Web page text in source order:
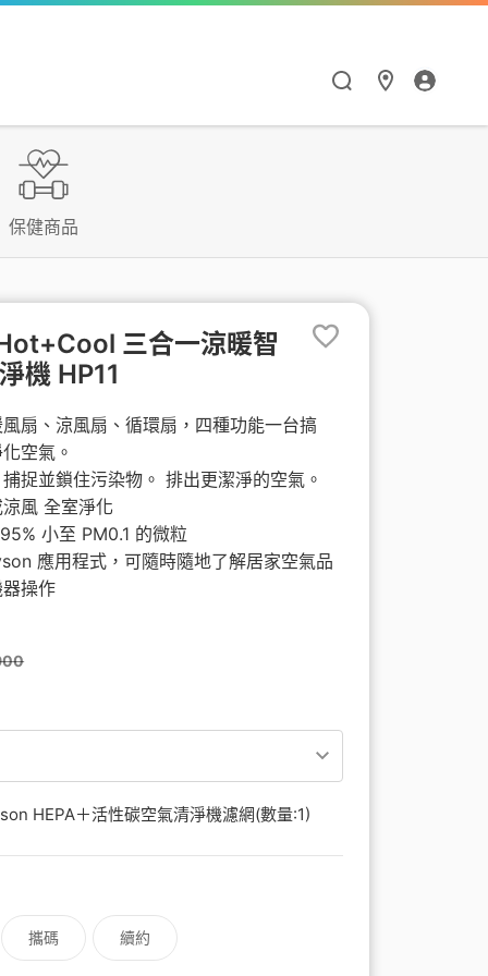
漫遊與通訊應用
漫遊服務優惠
流量加價購
衛星通訊
通訊應用
HiNet服務
個人信箱
網路測速
供裝查詢
頻寬分流
閱讀學習
Hami 書城
PPA Plus
FunPark 童書夢工
廠
更多
Google One
Hami Cam
導航王TM
Hami Point
如何集點與兌點
中華電信聯名卡
中信ALL ME卡
Hami Point官網
點數商城
品牌館
好買市集
保健商品
三合一涼暖智
機 HP11
扇、涼風扇、循環扇，四種功能一台搞
空氣。
捉並鎖住污染物。 排出更潔淨的空氣。
風 全室淨化
小至 PM0.1 的微粒
應用程式，可隨時隨地了解居家空氣品
操作
HEPA＋活性碳空氣清淨機濾網(數量:1)
攜碼 續約